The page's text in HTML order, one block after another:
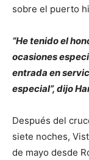
sobre el puerto
“He tenido el
ocasiones
entrada en
especial”, dijo
Después del
siete noches,
de mayo desde